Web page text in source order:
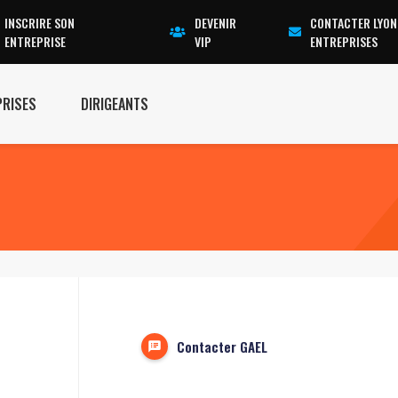
INSCRIRE SON
ENTREPRISE
DEVENIR
VIP
CONTACTER LYON
ENTREPRISES
DIRIGEANTS
Contacter GAEL